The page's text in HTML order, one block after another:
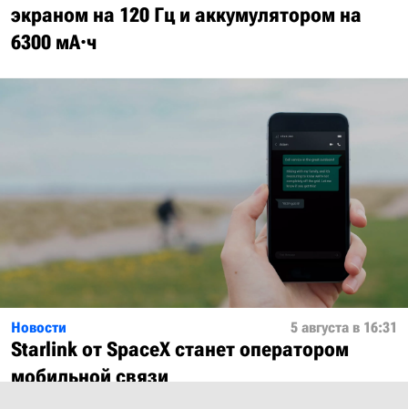
экраном на 120 Гц и аккумулятором на
6300 мА·ч
Новости 5 августа в 16:31
Starlink от SpaceX станет оператором
мобильной связи